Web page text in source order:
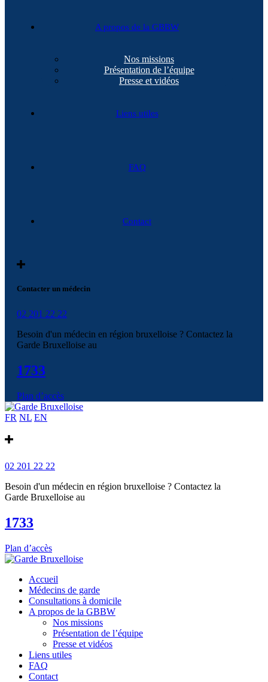
A propos de la GBBW
Nos missions
Présentation de l’équipe
Presse et vidéos
Liens utiles
FAQ
Contact
Contacter un médecin
02 201 22 22
Besoin d'un médecin en région bruxelloise ? Contactez la
Garde Bruxelloise au
1733
Plan d’accès
FR NL EN
02 201 22 22
Besoin d'un médecin en région bruxelloise ? Contactez la
Garde Bruxelloise au
1733
Plan d’accès
Accueil
Médecins de garde
Consultations à domicile
A propos de la GBBW
Nos missions
Présentation de l’équipe
Presse et vidéos
Liens utiles
FAQ
Contact